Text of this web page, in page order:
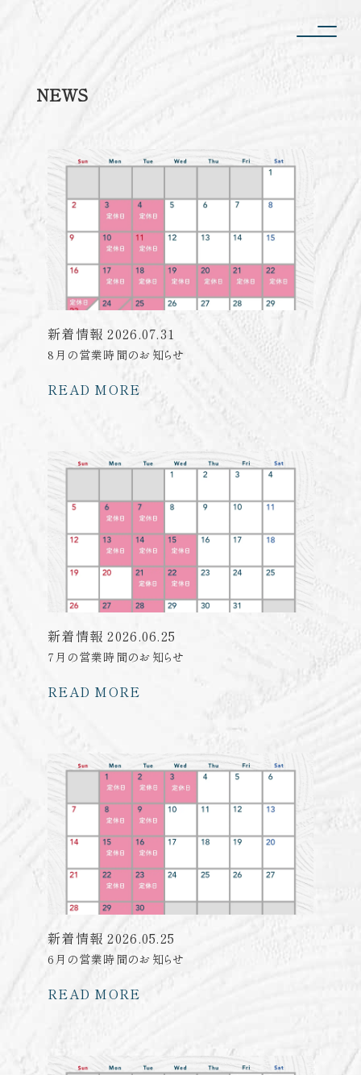
NEWS
新着情報 2026.07.31
8月の営業時間のお知らせ
READ MORE
新着情報 2026.06.25
7月の営業時間のお知らせ
READ MORE
新着情報 2026.05.25
6月の営業時間のお知らせ
READ MORE